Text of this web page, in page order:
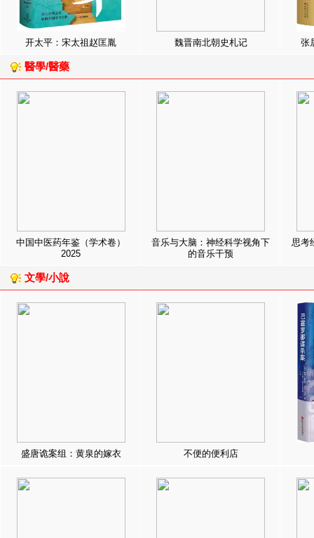
开太平：宋太祖赵匡胤 魏晋南北朝史札记 张
醫學/醫藥
中国中医药年鉴（学术卷）
2025
音乐与大脑：神经科学视角下
的音乐干预
思考
文學/小說
盛唐诡案组：黄泉的嫁衣 不便的便利店